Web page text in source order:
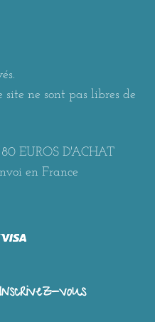
site ne sont pas libres de
EUROS D'ACHAT
en France
vous